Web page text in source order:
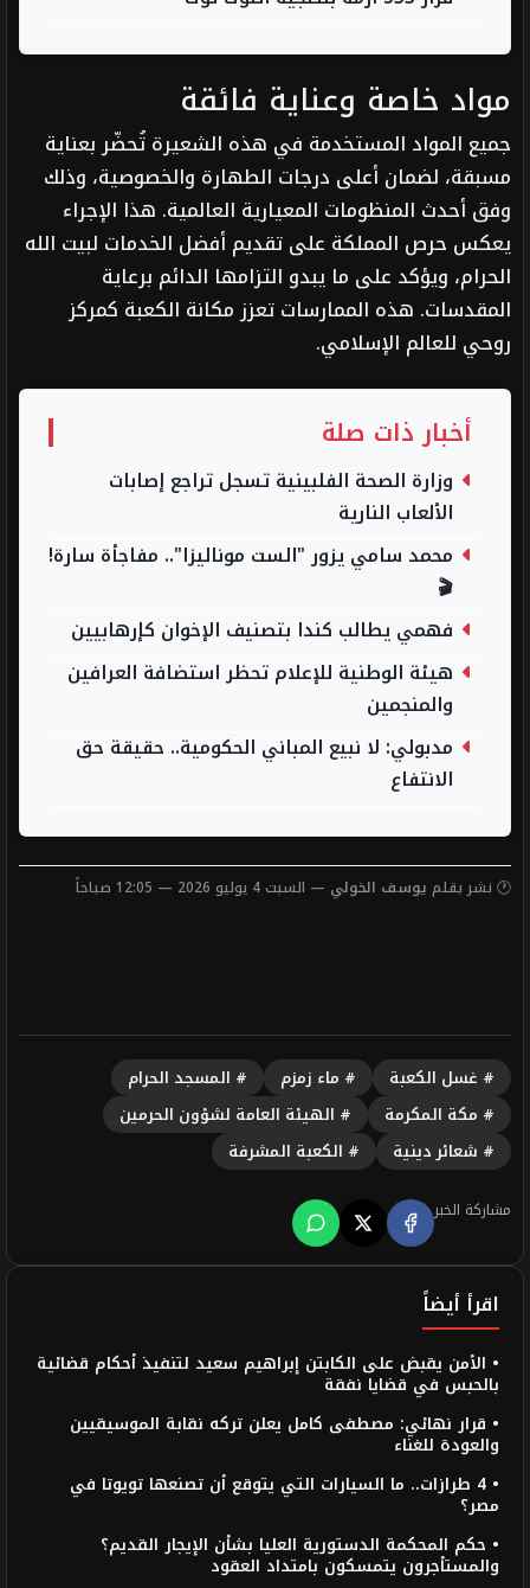
مواد خاصة وعناية فائقة
جميع المواد المستخدمة في هذه الشعيرة تُحضّر بعناية
مسبقة، لضمان أعلى درجات الطهارة والخصوصية، وذلك
وفق أحدث المنظومات المعيارية العالمية. هذا الإجراء
يعكس حرص المملكة على تقديم أفضل الخدمات لبيت الله
الحرام، ويؤكد على ما يبدو التزامها الدائم برعاية
المقدسات. هذه الممارسات تعزز مكانة الكعبة كمركز
روحي للعالم الإسلامي.
أخبار ذات صلة
وزارة الصحة الفلبينية تسجل تراجع إصابات
الألعاب النارية
محمد سامي يزور "الست موناليزا".. مفاجأة سارة!
🎬
فهمي يطالب كندا بتصنيف الإخوان كإرهابيين
هيئة الوطنية للإعلام تحظر استضافة العرافين
والمنجمين
مدبولي: لا نبيع المباني الحكومية.. حقيقة حق
الانتفاع
🕐 نشر بقلم يوسف الخولي — السبت 4 يوليو 2026 — 12:05 صباحاً
# غسل الكعبة # ماء زمزم
# المسجد الحرام
# مكة المكرمة
# الهيئة العامة لشؤون الحرمين
# شعائر دينية
# الكعبة المشرفة
مشاركة الخبر
اقرأ أيضاً
• الأمن يقبض على الكابتن إبراهيم سعيد لتنفيذ أحكام قضائية
بالحبس في قضايا نفقة
• قرار نهائي: مصطفى كامل يعلن تركه نقابة الموسيقيين
والعودة للغناء
• 4 طرازات.. ما السيارات التي يتوقع أن تصنعها تويوتا في
مصر؟
• حكم المحكمة الدستورية العليا بشأن الإيجار القديم؟
والمستأجرون يتمسكون بامتداد العقود